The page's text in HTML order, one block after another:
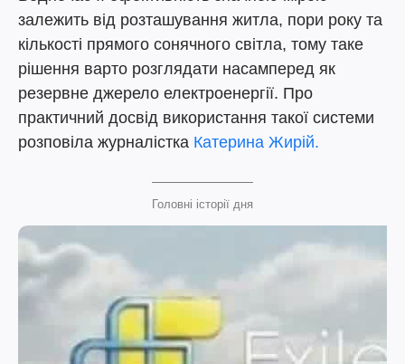
залежить від розташування житла, пори року та
кількості прямого сонячного світла, тому таке
рішення варто розглядати насамперед як
резервне джерело електроенергії. Про
практичний досвід використання такої системи
розповіла журналістка Катерина Жирій.
Головні історії дня